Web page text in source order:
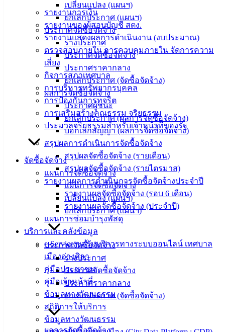
เปลี่ยนแปลง (แผนฯ)
ยกเลิกประกาศ (แผนฯ)
ประกาศจัดซื้อจัดจ้าง
ร่างประกาศ
ประกาศจัดซื้อจัดจ้าง
ประกาศราคากลาง
ยกเลิกประกาศ (จัดซื้อจัดจ้าง)
ผลการจัดซื้อจัดจ้าง
ประกาศผู้ชนะ
ยกเลิกประกาศ (ผลการจัดซื้อจัดจ้าง)
บอกเลิกสัญญา (ผลการจัดซื้อจัดจ้าง)
สรุปผลการดำเนินการจัดซื้อจัดจ้าง
สรุปผลจัดซื้อจัดจ้าง (รายเดือน)
สรุปผลจัดซื้อจัดจ้าง (รายไตรมาส)
รายงานผลการดำเนินการจัดซื้อจัดจ้างประจำปี
รายงานผลจัดซื้อจัดจ้าง (รอบ 6 เดือน)
รายงานผลจัดซื้อจัดจ้าง (ประจำปี)
แผนการซ่อมบำรุงพัสดุ
บริการและคลังข้อมูล
e-Service ขอรับบริการทางระบบออนไลน์ เทศบาล
เมืองอ่างศิลา
คู่มือประชาชน
คู่มือเจ้าหน้าที่
ข้อมูลทางวัฒนธรรม
สถิติการให้บริการ
ข้อมูลทางวัฒนธรรม
รายงานการเงิน
รายงานของผู้สอบบัญชี สตง.
รายงานแสดงผลการดำเนินงาน (งบประมาณ)
ตรวจสอบภายใน การควบคุมภายใน จัดการความ
เสี่ยง
กิจการสภาเทศบาล
การบริหารทรัพยากรบุคคล
การป้องกันการทุจริต
การเสริมสร้างคุณธรรม จริยธรรม
ประมวลจริยธรรมสำหรับเจ้าหน้าที่ของรัฐ
จัดซื้อจัดจ้าง
แผนการจัดซื้อจัดจ้าง
แผนการจัดซื้อจัดจ้าง
เปลี่ยนแปลง (แผนฯ)
ยกเลิกประกาศ (แผนฯ)
ประกาศจัดซื้อจัดจ้าง
ร่างประกาศ
ประกาศจัดซื้อจัดจ้าง
ประกาศราคากลาง
ยกเลิกประกาศ (จัดซื้อจัดจ้าง)
ผลการจัดซื้อจัดจ้าง
ฟอร์ม,
เอกสาร
คู่มือ
สำหรับ
ประชาชน/
คู่มือการ
ปฏิบัติ
งาน
ข่าวสาร
น่ารู้
ข้อมูล
ข่าวสาร
อิเล็กทรอนิกส์
องค์
(Knowledge
Management)
เทศบาล
สายตรง
ประวัติ
เทศบาล